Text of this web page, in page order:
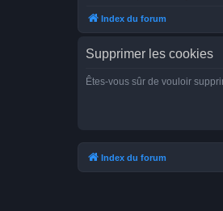
Index du forum
Supprimer les cookies
Êtes-vous sûr de vouloir
Index du forum